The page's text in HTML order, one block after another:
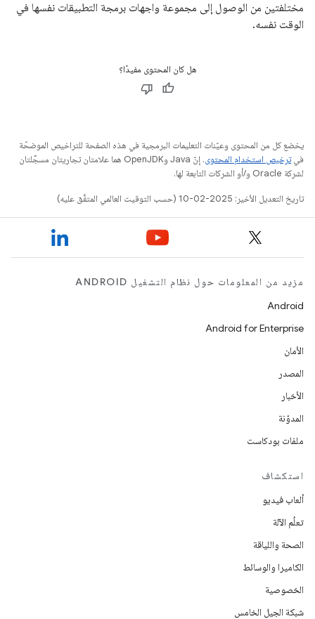
مختلفتين من الوصول إلى مجموعة واجهات برمجة التطبيقات نفسها في
الوقت نفسه.
هل كان المحتوى مفيدًا؟
يخضع كل من المحتوى وعيّنات التعليمات البرمجية في هذه الصفحة للتراخيص الموضحّة
فيترخيص استخدام المحتوى
. إنّ Java وOpenJDK هما علامتان تجاريتان مسجَّلتان
لشركة Oracle و/أو الشركات التابعة لها.
تاريخ التعديل الأخير: 2025-02-10 (حسب التوقيت العالمي المتفَّق عليه)
مزيد من المعلومات حول نظام التشغيل ANDROID
Android
Android for Enterprise
الأمان
المصدر
الأخبار
المدوّنة
ملفات بودكاست
استكشاف
ألعاب فيديو
تعلُم الآلة
الصحة واللياقة
الكاميرا والوسائط
الخصوصية
شبكة الجيل الخامس